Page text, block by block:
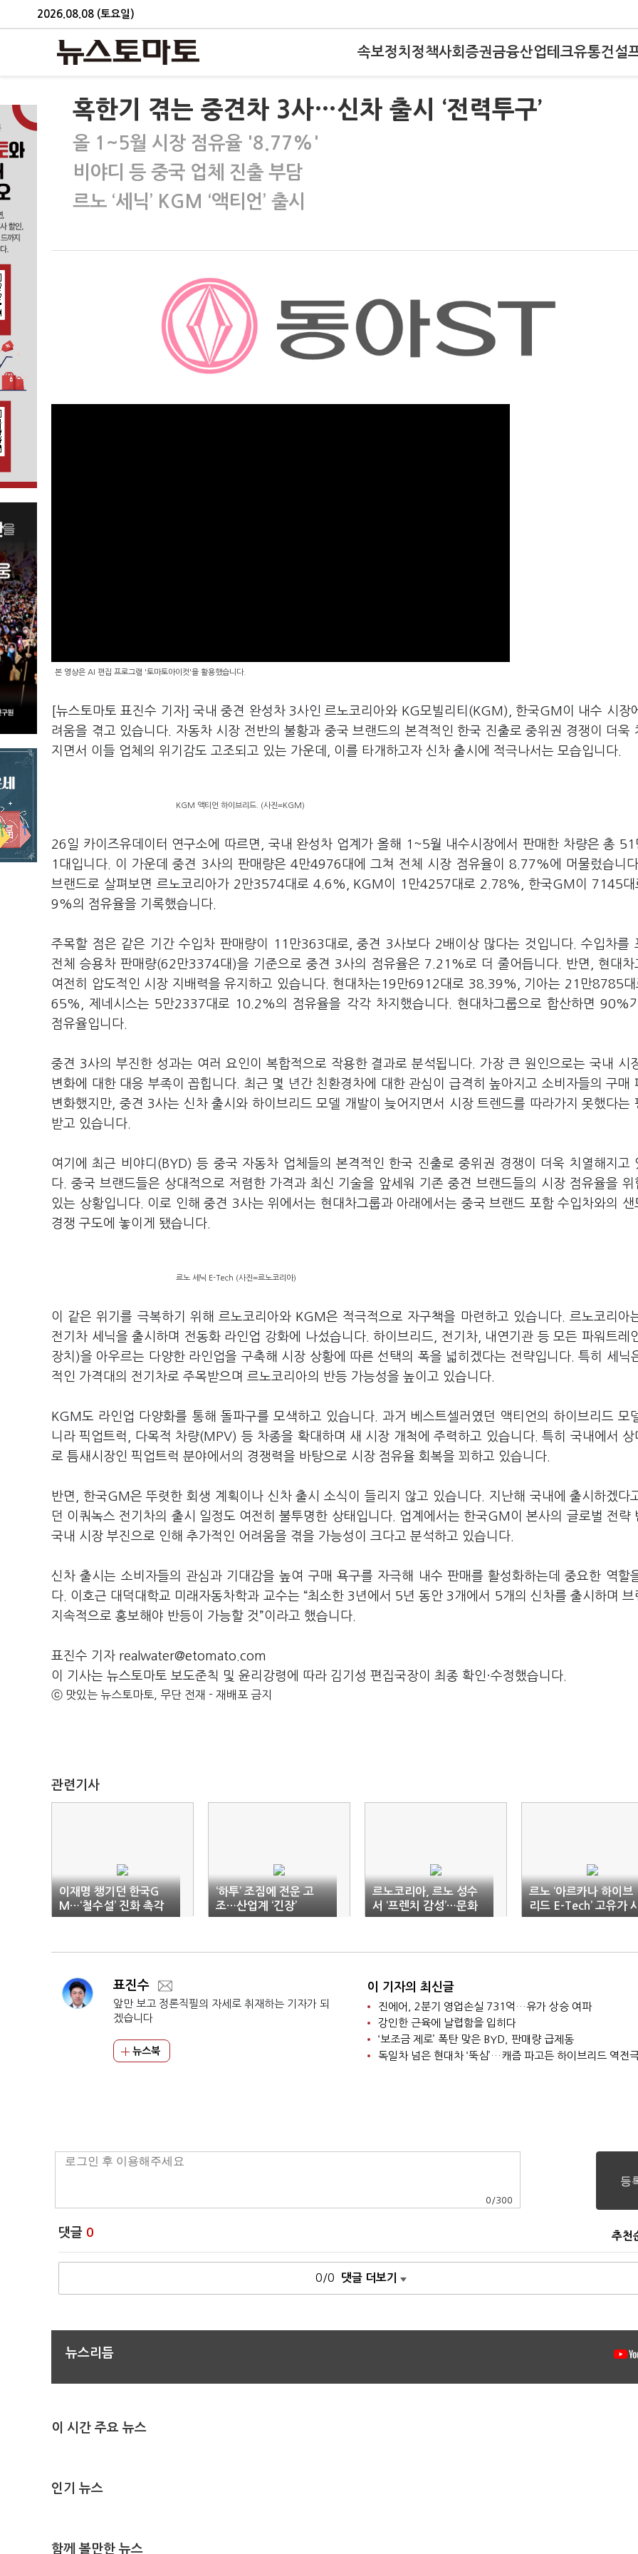
2026.08.08 (토요일)
속보정치 정책사회 증권금융산업테크유통건설
혹한기 겪는 중견차 3사…신차 출시 ‘전력투구’
올 1~5월 시장 점유율 '8.77%'
비야디 등 중국 업체 진출 부담
르노 ‘세닉’ KGM ‘액티언’ 출시
본 영상은 AI 편집 프로그램 '토마토아이컷'을 활용했습니다.
[뉴스토마토 표진수 기자] 국내 중견 완성차 3사인 르노코리아와 KG모빌리티(KGM), 한국GM이 내수 시장
려움을 겪고 있습니다. 자동차 시장 전반의 불황과 중국 브랜드의 본격적인 한국 진출로 중위권 경쟁이 더욱
지면서 이들 업체의 위기감도 고조되고 있는 가운데, 이를 타개하고자 신차 출시에 적극나서는 모습입니다.
KGM 액티언 하이브리드. (사진=KGM)
26일 카이즈유데이터 연구소에 따르면, 국내 완성차 업계가 올해 1~5월 내수시장에서 판매한 차량은 총
1대입니다. 이 가운데 중견 3사의 판매량은 4만4976대에 그쳐 전체 시장 점유율이 8.77%에 머물렀습니
브랜드로 살펴보면 르노코리아가 2만3574대로 4.6%, KGM이 1만4257대로 2.78%, 한국GM이 7145
9%의 점유율을 기록했습니다.
주목할 점은 같은 기간 수입차 판매량이 11만363대로, 중견 3사보다 2배이상 많다는 것입니다. 수입차를
전체 승용차 판매량(62만3374대)을 기준으로 중견 3사의 점유율은 7.21%로 더 줄어듭니다. 반면, 현대차
여전히 압도적인 시장 지배력을 유지하고 있습니다. 현대차는19만6912대로 38.39%, 기아는 21만8785
65%, 제네시스는 5만2337대로 10.2%의 점유율을 각각 차지했습니다. 현대차그룹으로 합산하면 90%
점유율입니다.
중견 3사의 부진한 성과는 여러 요인이 복합적으로 작용한 결과로 분석됩니다. 가장 큰 원인으로는 국내 시
변화에 대한 대응 부족이 꼽힙니다. 최근 몇 년간 친환경차에 대한 관심이 급격히 높아지고 소비자들의 구매
변화했지만, 중견 3사는 신차 출시와 하이브리드 모델 개발이 늦어지면서 시장 트렌드를 따라가지 못했다는
받고 있습니다.
여기에 최근 비야디(BYD) 등 중국 자동차 업체들의 본격적인 한국 진출로 중위권 경쟁이 더욱 치열해지고
다. 중국 브랜드들은 상대적으로 저렴한 가격과 최신 기술을 앞세워 기존 중견 브랜드들의 시장 점유율을 위
있는 상황입니다. 이로 인해 중견 3사는 위에서는 현대차그룹과 아래에서는 중국 브랜드 포함 수입차와의 샌
경쟁 구도에 놓이게 됐습니다.
르노 세닉 E-Tech (사진=르노코리아)
이 같은 위기를 극복하기 위해 르노코리아와 KGM은 적극적으로 자구책을 마련하고 있습니다. 르노코리아
전기차 세닉을 출시하며 전동화 라인업 강화에 나섰습니다. 하이브리드, 전기차, 내연기관 등 모든 파워트레
장치)을 아우르는 다양한 라인업을 구축해 시장 상황에 따른 선택의 폭을 넓히겠다는 전략입니다. 특히 세닉
적인 가격대의 전기차로 주목받으며 르노코리아의 반등 가능성을 높이고 있습니다.
KGM도 라인업 다양화를 통해 돌파구를 모색하고 있습니다. 과거 베스트셀러였던 액티언의 하이브리드 모
니라 픽업트럭, 다목적 차량(MPV) 등 차종을 확대하며 새 시장 개척에 주력하고 있습니다. 특히 국내에서 상
로 틈새시장인 픽업트럭 분야에서의 경쟁력을 바탕으로 시장 점유율 회복을 꾀하고 있습니다.
반면, 한국GM은 뚜렷한 회생 계획이나 신차 출시 소식이 들리지 않고 있습니다. 지난해 국내에 출시하겠다
던 이쿼녹스 전기차의 출시 일정도 여전히 불투명한 상태입니다. 업계에서는 한국GM이 본사의 글로벌 전략
국내 시장 부진으로 인해 추가적인 어려움을 겪을 가능성이 크다고 분석하고 있습니다.
신차 출시는 소비자들의 관심과 기대감을 높여 구매 욕구를 자극해 내수 판매를 활성화하는데 중요한 역할
다. 이호근 대덕대학교 미래자동차학과 교수는 “최소한 3년에서 5년 동안 3개에서 5개의 신차를 출시하며 브
지속적으로 홍보해야 반등이 가능할 것”이라고 했습니다.
표진수 기자 realwater@etomato.com
이 기사는 뉴스토마토 보도준칙 및 윤리강령에 따라 김기성 편집국장이 최종 확인·수정했습니다.
ⓒ 맛있는 뉴스토마토, 무단 전재 - 재배포 금지
관련기사
이재명 챙기던 한국G
M…‘철수설’ 진화 촉각
‘하투’ 조짐에 전운 고
조…산업계 ‘긴장’
르노코리아, 르노 성수
서 ‘프렌치 감성’…문화
체험 프로그램 운영
르노 ‘아르카나 하이브
리드 E-Tech’ 고유가
대 인기
표진수
앞만 보고 정론직필의 자세로 취재하는 기자가 되
겠습니다
뉴스북
이 기자의 최신글
진에어, 2분기 영업손실 731억…유가 상승 여파
강인한 근육에 날렵함을 입히다
‘보조금 제로’ 폭탄 맞은 BYD, 판매량 급제동
독일차 넘은 현대차 ‘뚝심’…캐즘 파고든 하이브리드 역전
0 /300
댓글 0 추천
0/0 댓글 더보기
뉴스리듬
이 시간 주요 뉴스
인기 뉴스
함께 볼만한 뉴스